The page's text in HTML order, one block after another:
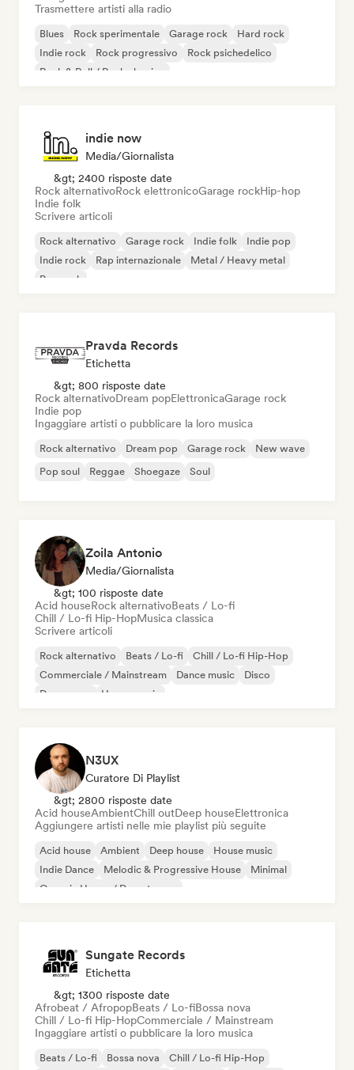
Trasmettere artisti alla radio
Blues Rock sperimentale Garage rock
Hard rock
Indie rock
Rock progressivo
Rock psichedelico
Rock & Roll / Rock classico
indie now
Media/Giornalista
&gt; 2400 risposte date
Rock alternativoRock elettronicoGarage rockHip-hop
Indie folk
Scrivere articoli
Rock alternativo Garage rock Indie folk
Indie pop
Indie rock
Rap internazionale
Metal / Heavy metal
Pop rock
Pravda Records
Etichetta
&gt; 800 risposte date
Rock alternativoDream popElettronicaGarage rock
Indie pop
Ingaggiare artisti o pubblicare la loro musica
Rock alternativo Dream pop Garage rock
New wave
Pop soul
Reggae Shoegaze Soul
Zoila Antonio
Media/Giornalista
&gt; 100 risposte date
Acid houseRock alternativoBeats / Lo-fi
Chill / Lo-fi Hip-HopMusica classica
Scrivere articoli
Rock alternativo Beats / Lo-fi
Chill / Lo-fi Hip-Hop
Commerciale / Mainstream
Dance music
Disco
Dream pop
House music
N3UX
Curatore Di Playlist
&gt; 2800 risposte date
Acid houseAmbientChill outDeep houseElettronica
Aggiungere artisti nelle mie playlist più seguite
Acid house Ambient Deep house
House music
Indie Dance
Melodic & Progressive House
Minimal
Organic House / Downtempo
Sungate Records
Etichetta
&gt; 1300 risposte date
Afrobeat / AfropopBeats / Lo-fiBossa nova
Chill / Lo-fi Hip-HopCommerciale / Mainstream
Ingaggiare artisti o pubblicare la loro musica
Beats / Lo-fi Bossa nova
Chill / Lo-fi Hip-Hop